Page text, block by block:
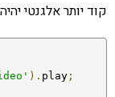
קוד יותר אלגנטי
). play ;